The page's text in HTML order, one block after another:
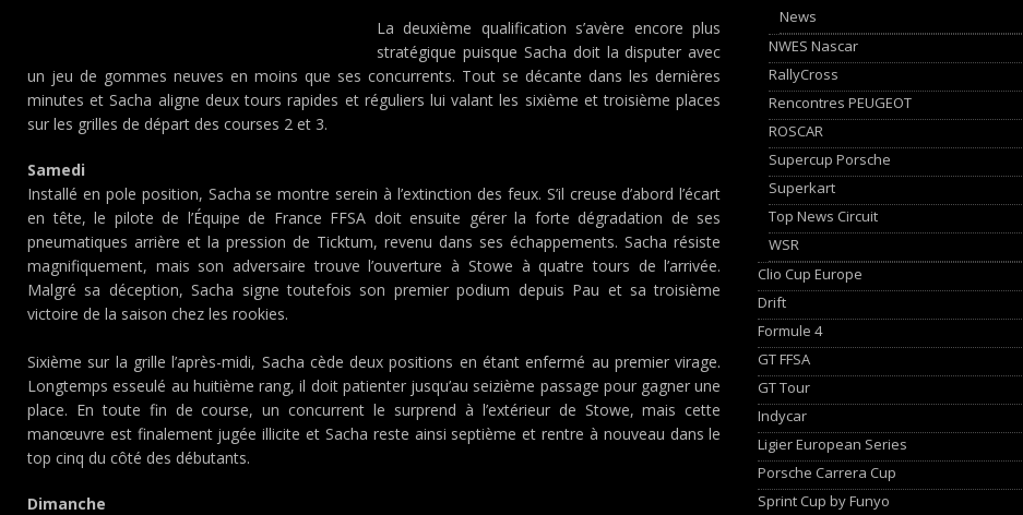
La deuxième qualification s’avère encore plus
stratégique puisque Sacha doit la disputer avec
un jeu de gommes neuves en moins que ses concurrents. Tout se décante dans les dernières
minutes et Sacha aligne deux tours rapides et réguliers lui valant les sixième et troisième places
sur les grilles de départ des courses 2 et 3.
Samedi
Installé en pole position, Sacha se montre serein à l’extinction des feux. S’il creuse d’abord l’écart
en tête, le pilote de l’Équipe de France FFSA doit ensuite gérer la forte dégradation de ses
pneumatiques arrière et la pression de Ticktum, revenu dans ses échappements. Sacha résiste
magnifiquement, mais son adversaire trouve l’ouverture à Stowe à quatre tours de l’arrivée.
Malgré sa déception, Sacha signe toutefois son premier podium depuis Pau et sa troisième
victoire de la saison chez les rookies.
Sixième sur la grille l’après-midi, Sacha cède deux positions en étant enfermé au premier virage.
Longtemps esseulé au huitième rang, il doit patienter jusqu’au seizième passage pour gagner une
place. En toute fin de course, un concurrent le surprend à l’extérieur de Stowe, mais cette
manœuvre est finalement jugée illicite et Sacha reste ainsi septième et rentre à nouveau dans le
top cinq du côté des débutants.
Dimanche
News
NWES Nascar
RallyCross
Rencontres PEUGEOT
ROSCAR
Supercup Porsche
Superkart
Top News Circuit
WSR
Clio Cup Europe
Drift
Formule 4
GT FFSA
GT Tour
Indycar
Ligier European Series
Porsche Carrera Cup
Sprint Cup by Funyo